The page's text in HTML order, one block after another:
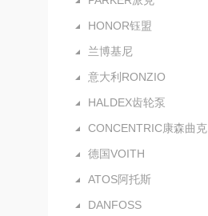
HONOR钰盟
兰博基尼
意大利RONZIO
HALDEX齿轮泵
CONCENTRIC康森曲克
德国VOITH
ATOS阿托斯
DANFOSS